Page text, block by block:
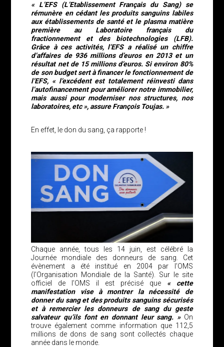
« L’EFS (L’Etablissement Français du Sang) se
rémunère en cédant les produits sanguins labiles
aux établissements de santé et le plasma matière
première au Laboratoire français du
fractionnement et des biotechnologies (LFB).
Grâce à ces activités, l’EFS a réalisé un chiffre
d’affaires de 936 millions d’euros en 2013 et un
résultat net de 15 millions d’euros. Si environ 80%
de son budget sert à financer le fonctionnement de
l’EFS, « l’excédent est totalement réinvesti dans
l’autofinancement pour améliorer notre immobilier,
mais aussi pour moderniser nos structures, nos
laboratoires, etc », assure François Toujas. »
En effet, le don du sang, ça rapporte !
Chaque année, tous les 14 juin, est célébré la
Journée mondiale des donneurs de sang. Cet
évènement a été institué en 2004 par l’OMS
(l’Organisation Mondiale de la Santé). Sur le site
officiel de l’OMS il est précisé que « cette
manifestation vise à montrer la nécessité de
donner du sang et des produits sanguins sécurisés
et à remercier les donneurs de sang du geste
salvateur qu’ils font en donnant leur sang. »On
trouve également comme information que 112,5
millions de dons de sang sont collectés chaque
année dans le monde.